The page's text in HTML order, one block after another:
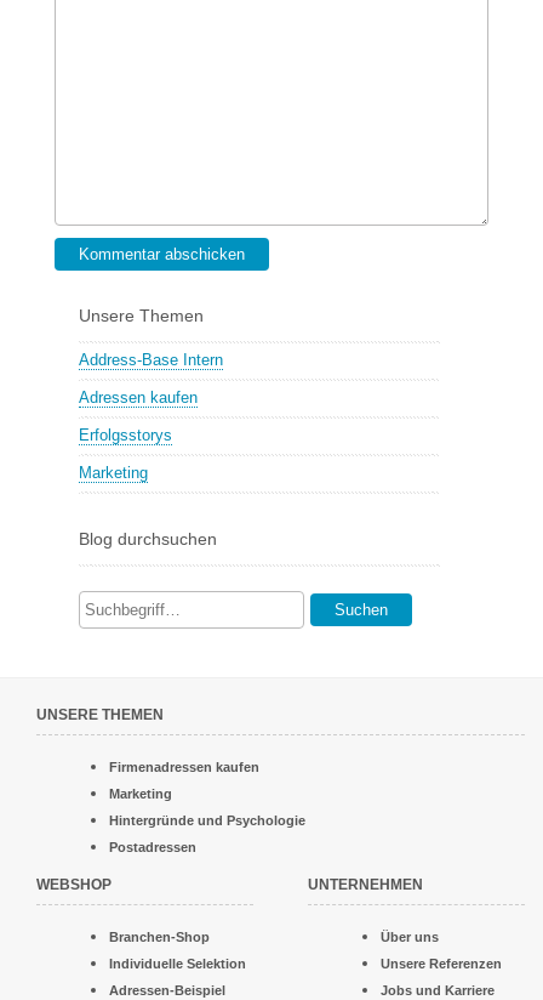
Kommentar abschicken
Unsere Themen
Address-Base Intern
Adressen kaufen
Erfolgsstorys
Marketing
Blog durchsuchen
Suchen
UNSERE THEMEN
Firmenadressen kaufen
Marketing
Hintergründe und Psychologie
Postadressen
WEBSHOP
Branchen-Shop
Individuelle Selektion
Adressen-Beispiel
UNTERNEHMEN
Über uns
Unsere Referenzen
Jobs und Karriere